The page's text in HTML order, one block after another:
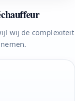
wij de complexiteit